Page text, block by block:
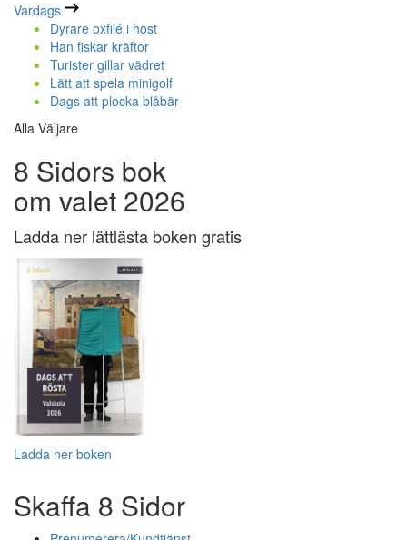
Vardags
Dyrare oxfilé i höst
Han fiskar kräftor
Turister gillar vädret
Lätt att spela minigolf
Dags att plocka blåbär
Alla Väljare
8 Sidors bok
om valet 2026
Ladda ner lättlästa boken gratis
Ladda ner boken
Skaffa 8 Sidor